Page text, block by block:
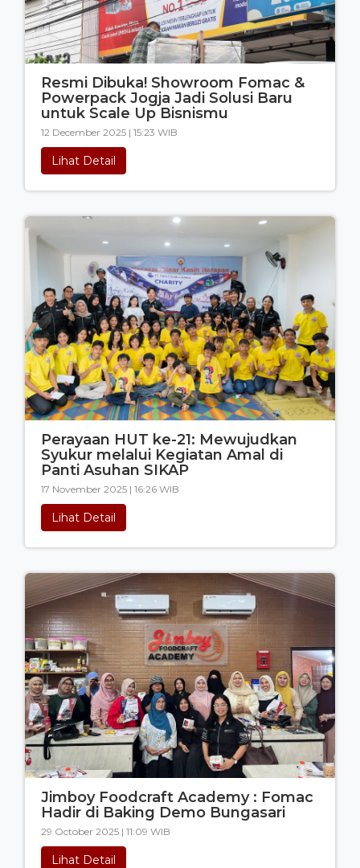
Resmi Dibuka! Showroom Fomac &
Powerpack Jogja Jadi Solusi Baru
untuk Scale Up Bisnismu
12 December 2025 | 15:23 WIB
Lihat Detail
Perayaan HUT ke-21: Mewujudkan
Syukur melalui Kegiatan Amal di
Panti Asuhan SIKAP
17 November 2025 | 16:26 WIB
Lihat Detail
Jimboy Foodcraft Academy : Fomac
Hadir di Baking Demo Bungasari
29 October 2025 | 11:09 WIB
Lihat Detail